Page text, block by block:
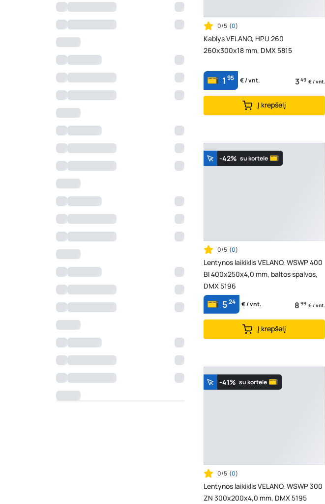
0/5 (0)
Kablys VELANO, HPU 260
260x300x18 mm, DMX 5815
1 95 € / vnt. 349 € / vnt.
Į krepšelį
-42% su kortele
0/5 (0)
Lentynos laikiklis VELANO, WSWP 400
BI 400x250x4,0 mm, baltos spalvos,
DMX 5196
524 € / vnt. 8 99 € / vnt.
Į krepšelį
-41% su kortele
0/5 (0)
Lentynos laikiklis VELANO, WSWP 300
ZN 300x200x4,0 mm, DMX 5195